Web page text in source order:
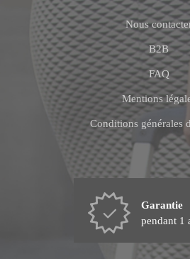
Nous
B2B
FAQ
Mentions
Conditions générales
Garantie
pendant 1